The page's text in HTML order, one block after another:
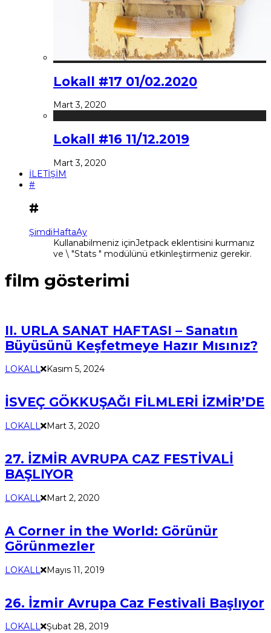
Lokall #17 01/02.2020
Mart 3, 2020
Lokall #16 11/12.2019
Mart 3, 2020
İLETİŞİM
#
#
ŞimdiHaftaAy
Kullanabilmeniz içinJetpack eklentisini kurmanız
ve \ "Stats " modülünü etkinleştirmeniz gerekir.
film gösterimi
II. URLA SANAT HAFTASI – Sanatın
Büyüsünü Keşfetmeye Hazır Mısınız?
LOKALL Kasım 5, 2024
İSVEÇ GÖKKUŞAĞI FİLMLERİ İZMİR’DE
LOKALL Mart 3, 2020
27. İZMİR AVRUPA CAZ FESTİVALİ
BAŞLIYOR
LOKALL Mart 2, 2020
A Corner in the World: Görünür
Görünmezler
LOKALL Mayıs 11, 2019
26. İzmir Avrupa Caz Festivali Başlıyor
LOKALL Şubat 28, 2019